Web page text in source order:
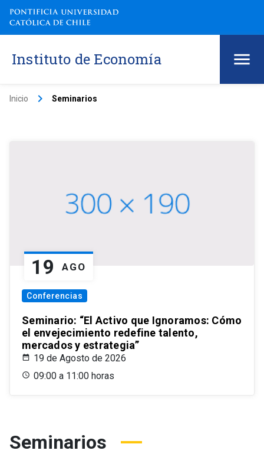
Instituto de Economía
Inicio keyboard_arrow_right Seminarios
19 AGO
Conferencias
Seminario: “El Activo que Ignoramos: Cómo
el envejecimiento redefine talento,
mercados y estrategia”
19 de Agosto de 2026
09:00 a 11:00 horas
Seminarios